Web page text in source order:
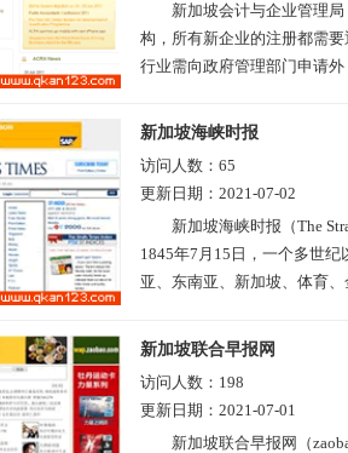
新加坡会计与企业管理
构，所有新企业的注册都需
行业需向政府管理部门申请
新加坡海峡时报
访问人数： 65
更新日期： 2021-07-02
新加坡海峡时报（The
1845年7月15日，一个多世
亚、东南亚、新加坡、体育、
新加坡联合早报网
访问人数： 198
更新日期： 2021-07-01
新加坡联合早报网（